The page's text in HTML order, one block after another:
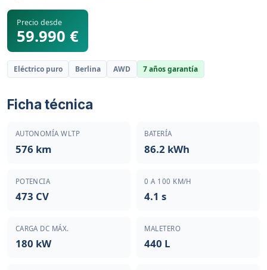
Precio desde
59.990 €
Eléctrico puro Berlina AWD 7 años garantía
Ficha técnica
AUTONOMÍA WLTP
576 km
BATERÍA
86.2 kWh
POTENCIA
473 CV
0 A 100 KM/H
4.1 s
CARGA DC MÁX.
180 kW
MALETERO
440 L